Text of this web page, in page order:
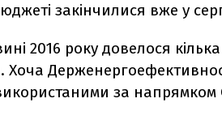
закінчилися вже у
2016 року довелося
Хоча
за напрямком